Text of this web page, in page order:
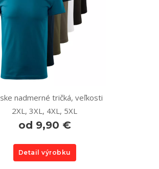
nadmerné tričká, veľkosti
2XL, 3XL, 4XL, 5XL
od 9,90 €
Detail výrobku